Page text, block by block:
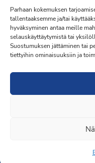
Parhaan kokemuksen
tallentaaksemme ja/tai
hyväksyminen antaa meille
selauskäyttäytymistä tai
Suostumuksen jättäminen tai
tiettyihin ominaisuuksiin ja
Laivapojankatu 3 C,
toimisto@propo.fi
Saavutettavuusseloste »